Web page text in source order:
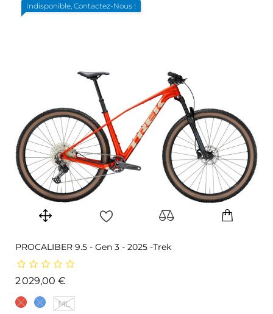
Indisponible, Contactez-Nous !
PROCALIBER 9.5 - Gen 3 - 2025 -Trek
2 029,00 €
ML